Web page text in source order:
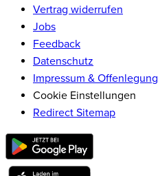
Vertrag widerrufen
Jobs
Feedback
Datenschutz
Impressum & Offenlegung
Cookie Einstellungen
Redirect Sitemap